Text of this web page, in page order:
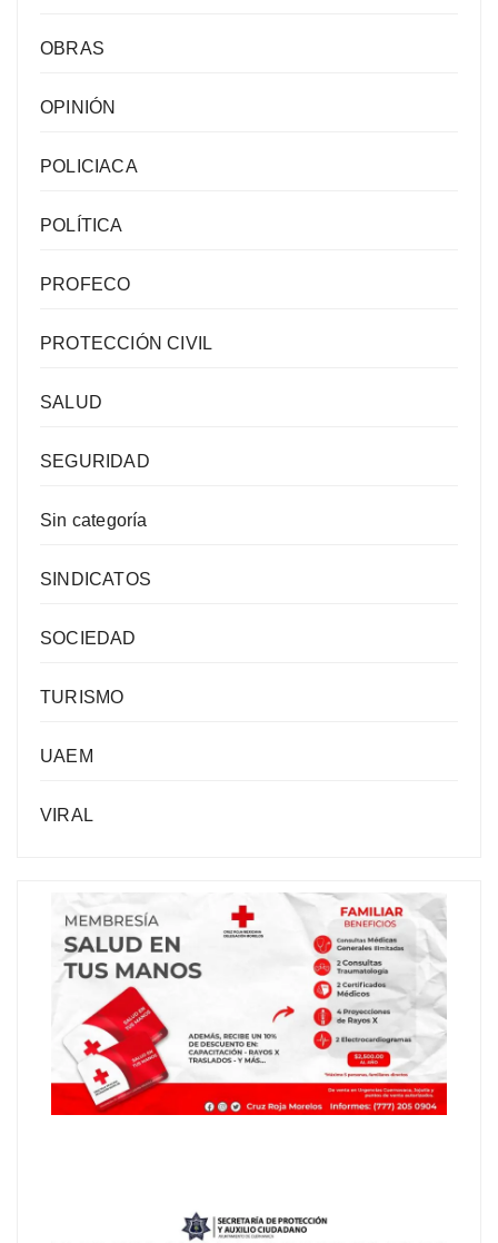
OBRAS
OPINIÓN
POLICIACA
POLÍTICA
PROFECO
PROTECCIÓN CIVIL
SALUD
SEGURIDAD
Sin categoría
SINDICATOS
SOCIEDAD
TURISMO
UAEM
VIRAL